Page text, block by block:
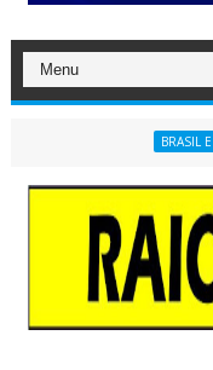
BRASIL E MUNDO